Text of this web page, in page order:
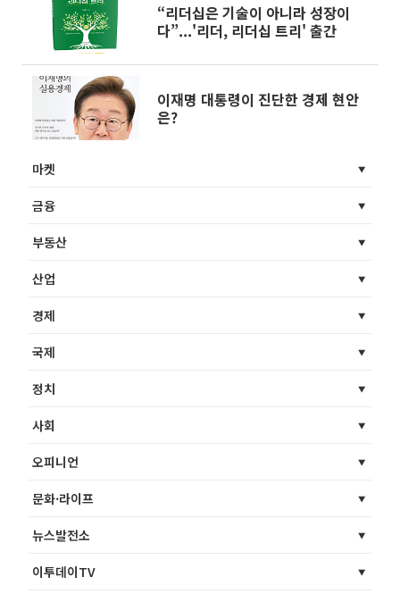
“리더십은 기술이 아니라 성장이
다”...'리더, 리더십 트리' 출간
이재명 대통령이 진단한 경제 현안
은?
마켓
금융
부동산
산업
경제
국제
정치
사회
오피니언
문화·라이프
뉴스발전소
이투데이TV